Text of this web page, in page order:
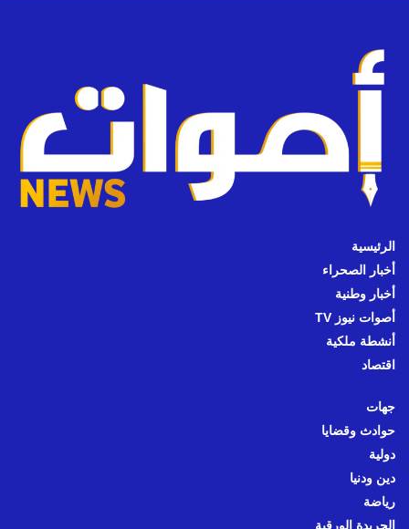
الرئيسية
أخبار الصحراء
أخبار وطنية
أصوات نيوز TV
أنشطة ملكية
اقتصاد
جهات
حوادث وقضايا
دولية
دين ودنيا
رياضة
الجريدة الورقية